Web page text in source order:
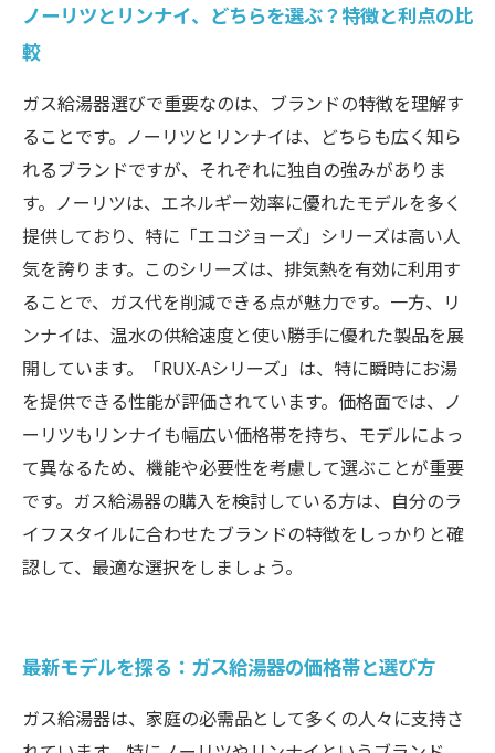
ノーリツとリンナイ、どちらを選ぶ？特徴と利点の比
較
ガス給湯器選びで重要なのは、ブランドの特徴を理解す
ることです。ノーリツとリンナイは、どちらも広く知ら
れるブランドですが、それぞれに独自の強みがありま
す。ノーリツは、エネルギー効率に優れたモデルを多く
提供しており、特に「エコジョーズ」シリーズは高い人
気を誇ります。このシリーズは、排気熱を有効に利用す
ることで、ガス代を削減できる点が魅力です。一方、リ
ンナイは、温水の供給速度と使い勝手に優れた製品を展
開しています。「RUX-Aシリーズ」は、特に瞬時にお湯
を提供できる性能が評価されています。価格面では、ノ
ーリツもリンナイも幅広い価格帯を持ち、モデルによっ
て異なるため、機能や必要性を考慮して選ぶことが重要
です。ガス給湯器の購入を検討している方は、自分のラ
イフスタイルに合わせたブランドの特徴をしっかりと確
認して、最適な選択をしましょう。
最新モデルを探る：ガス給湯器の価格帯と選び方
ガス給湯器は、家庭の必需品として多くの人々に支持さ